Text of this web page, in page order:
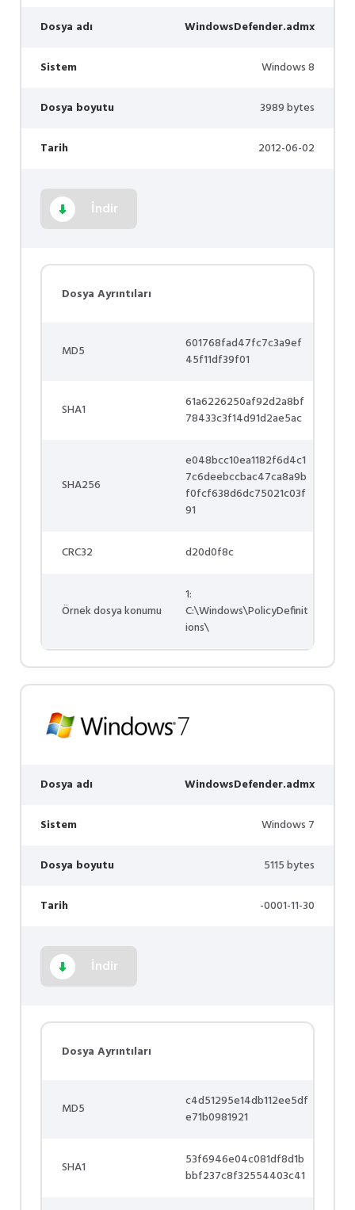
Dosya adı WindowsDefender.admx
Sistem Windows 8
Dosya boyutu 3989 bytes
Tarih 2012-06-02
İndir
Dosya Ayrıntıları
MD5
601768fad47fc7c3a9ef
45f11df39f01
SHA1
61a6226250af92d2a8bf
78433c3f14d91d2ae5ac
SHA256
e048bcc10ea1182f6d4c1
7c6deebccbac47ca8a9b
f0fcf638d6dc75021c03f
91
CRC32 d20d0f8c
Örnek dosya konumu
1:
C:\Windows\PolicyDefinit
ions\
Dosya adı WindowsDefender.admx
Sistem Windows 7
Dosya boyutu 5115 bytes
Tarih -0001-11-30
İndir
Dosya Ayrıntıları
MD5
c4d51295e14db112ee5df
e71b0981921
SHA1
53f6946e04c081df8d1b
bbf237c8f32554403c41